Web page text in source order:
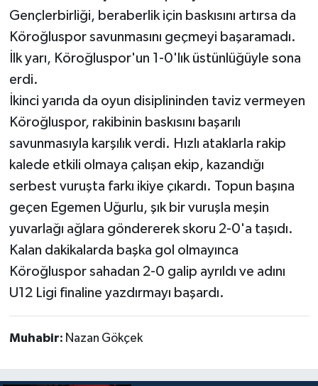
Gençlerbirliği, beraberlik için baskısını artırsa da
Köroğluspor savunmasını geçmeyi başaramadı.
İlk yarı, Köroğluspor'un 1-0'lık üstünlüğüyle sona
erdi.
İkinci yarıda da oyun disiplininden taviz vermeyen
Köroğluspor, rakibinin baskısını başarılı
savunmasıyla karşılık verdi. Hızlı ataklarla rakip
kalede etkili olmaya çalışan ekip, kazandığı
serbest vuruşta farkı ikiye çıkardı. Topun başına
geçen Egemen Uğurlu, şık bir vuruşla meşin
yuvarlağı ağlara göndererek skoru 2-0'a taşıdı.
Kalan dakikalarda başka gol olmayınca
Köroğluspor sahadan 2-0 galip ayrıldı ve adını
U12 Ligi finaline yazdırmayı başardı.
Muhabir: Nazan Gökçek